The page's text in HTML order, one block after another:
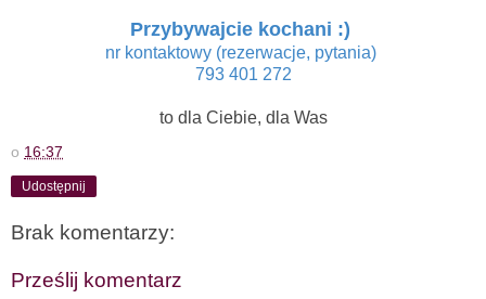
Przybywajcie kochani :)
nr kontaktowy (rezerwacje, pytania)
793 401 272
to dla Ciebie, dla Was
o 16:37
Udostępnij
Brak komentarzy:
Prześlij komentarz